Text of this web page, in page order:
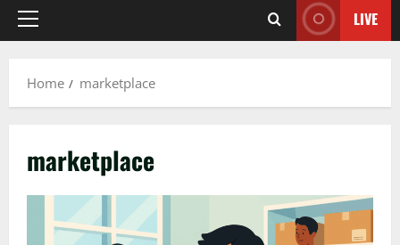
Primary
LIVE
Home marketplace
marketplace